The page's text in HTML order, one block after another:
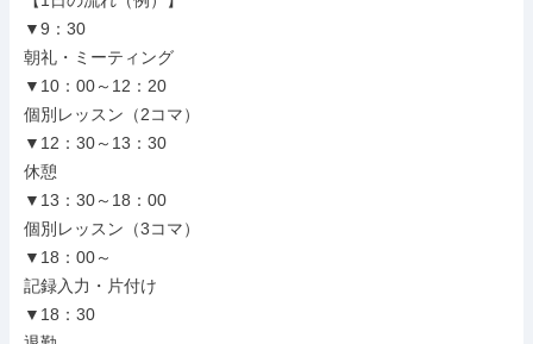
▼9：30
朝礼・ミーティング
▼10：00～12：20
個別レッスン（2コマ）
▼12：30～13：30
休憩
▼13：30～18：00
個別レッスン（3コマ）
▼18：00～
記録入力・片付け
▼18：30